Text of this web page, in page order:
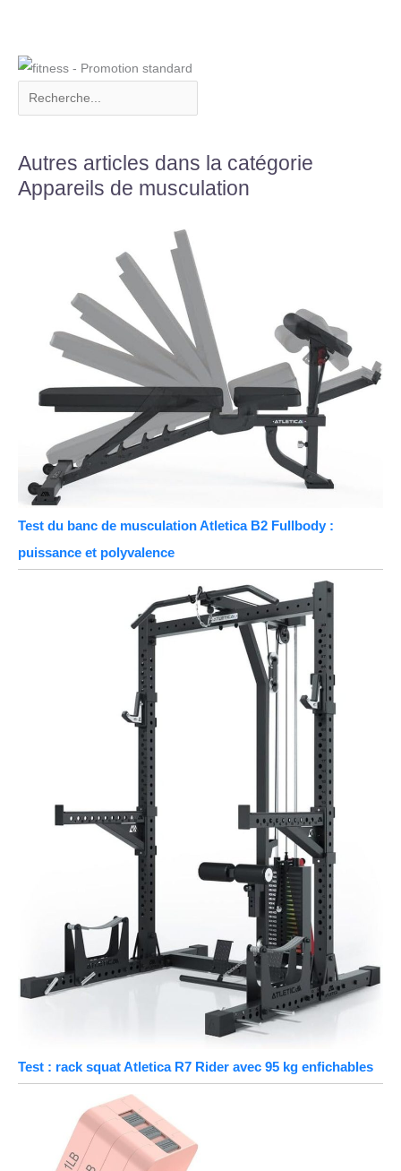
Autres articles dans la catégorie
Appareils de musculation
Test du banc de musculation Atletica B2 Fullbody :
puissance et polyvalence
Test : rack squat Atletica R7 Rider avec 95 kg enfichables